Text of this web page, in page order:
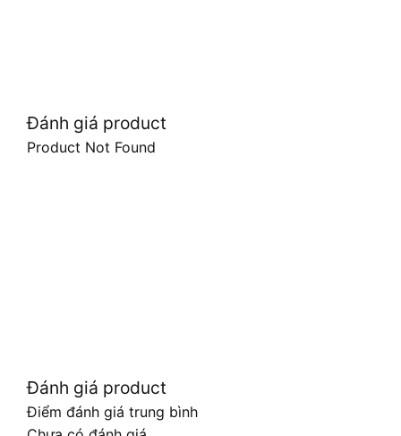
Đánh giá product
Product Not Found
Đánh giá product
Điểm đánh giá trung bình